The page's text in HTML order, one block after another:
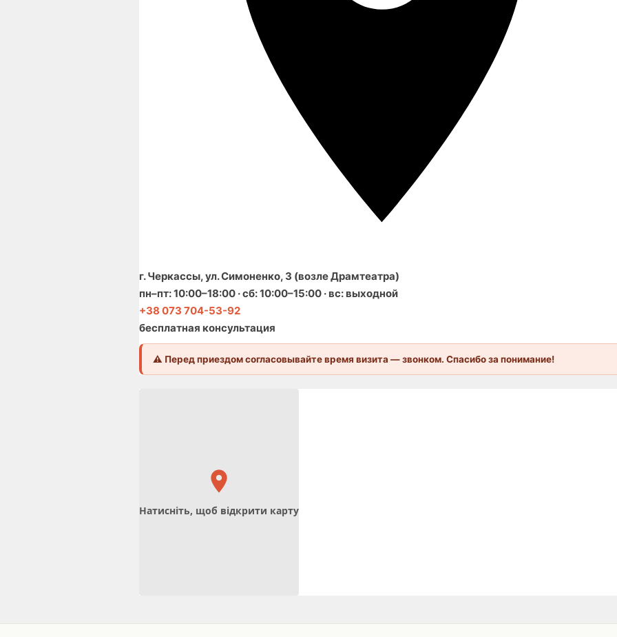
г. Черкассы, ул. Симоненко, 3 (возле Драмтеатра)
пн–пт: 10:00–18:00 · сб: 10:00–15:00 · вс: выходной
+38 073 704-53-92
бесплатная консультация
⚠️ Перед приездом согласовывайте время визита — звонком. Спасибо за понимание!
Натисніть, щоб відкрити карту